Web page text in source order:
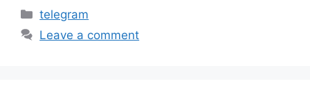
telegram
Leave a comment